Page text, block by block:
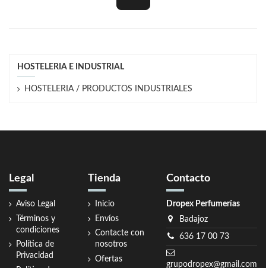
HOSTELERIA E INDUSTRIAL
HOSTELERIA / PRODUCTOS INDUSTRIALES
Legal
Aviso Legal
Términos y
condiciones
Política de
Privacidad
Tienda
Inicio
Envíos
Contacte con
nosotros
Ofertas
Contacto
Dropex Perfumerías
Badajoz
636 17 00 73
grupodropex@gmail.com